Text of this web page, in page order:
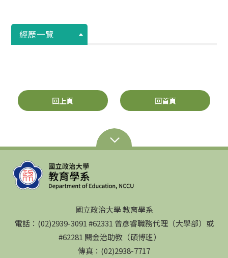
經歷一覽
回上頁 回首頁
國立政治大學 教育學系
電話：(02)2939-3091 #62331 曾彥睿職務代理（大學部）或
#62281 闕金治助教（碩博班）
傳真：(02)2938-7717